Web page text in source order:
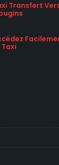
Transfert
Taxi